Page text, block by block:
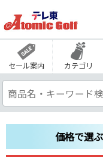
セール案内 カテゴリ
価格で選